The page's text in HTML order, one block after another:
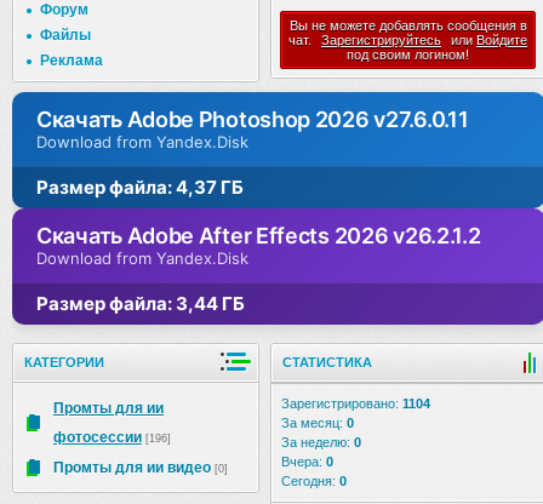
Форум
Файлы
Реклама
Вы не можете добавлять сообщения в
чат.
Зарегистрируйтесь или Войдите
под своим логином!
Скачать Adobe Photoshop 2026 v27.6.0.11
Download from Yandex.Disk
Размер файла: 4,37 ГБ
Скачать Adobe After Effects 2026 v26.2.1.2
Download from Yandex.Disk
Размер файла: 3,44 ГБ
КАТЕГОРИИ
Промты для ии
фотосессии [196]
Промты для ии видео [0]
СТАТИСТИКА
Зарегистрировано: 1104
За месяц: 0
За неделю: 0
Вчера: 0
Сегодня: 0